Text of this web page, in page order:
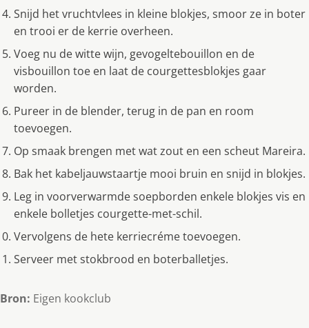
Snijd het vruchtvlees in kleine blokjes, smoor ze in boter
en trooi er de kerrie overheen.
Voeg nu de witte wijn, gevogeltebouillon en de
visbouillon toe en laat de courgettesblokjes gaar
worden.
Pureer in de blender, terug in de pan en room
toevoegen.
Op smaak brengen met wat zout en een scheut Mareira.
Bak het kabeljauwstaartje mooi bruin en snijd in blokjes.
Leg in voorverwarmde soepborden enkele blokjes vis en
enkele bolletjes courgette-met-schil.
Vervolgens de hete kerriecréme toevoegen.
Serveer met stokbrood en boterballetjes.
Bron: Eigen kookclub